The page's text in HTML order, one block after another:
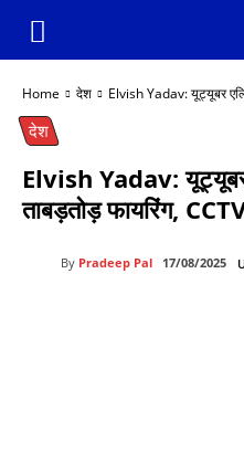
Home देश Elvish Yadav: यूट्यूबर
देश
Elvish Yadav:
ताबड़तोड़ फायरिंग,
By Pradeep Pal 17/08/2025